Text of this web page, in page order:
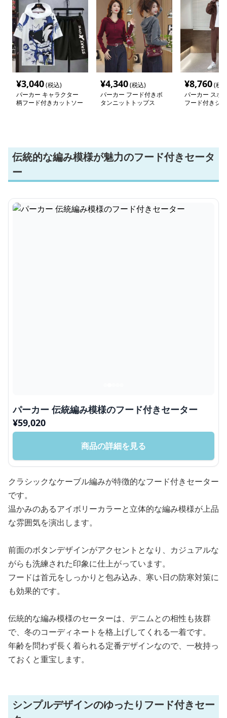
¥3,040(税込)
パーカー キャラクター
柄フード付きカットソー
¥4,340(税込)
パーカー フード付きボ
タンニットトップス
¥8,760(税
パーカー スポ
フード付きジ
伝統的な編み模様が魅力のフード付きセータ
ー
パーカー 伝統編み模様のフード付きセーター
¥59,020
商品の詳細を見る
クラシックなケーブル編みが特徴的なフード付きセーター
です。
温かみのあるアイボリーカラーと立体的な編み模様が上品
な雰囲気を演出します。
前面のボタンデザインがアクセントとなり、カジュアルな
がらも洗練された印象に仕上がっています。
フードは首元をしっかりと包み込み、寒い日の防寒対策に
も効果的です。
伝統的な編み模様のセーターは、デニムとの相性も抜群
で、冬のコーディネートを格上げしてくれる一着です。
年齢を問わず長く着られる定番デザインなので、一枚持っ
ておくと重宝します。
シンプルデザインのゆったりフード付きセー